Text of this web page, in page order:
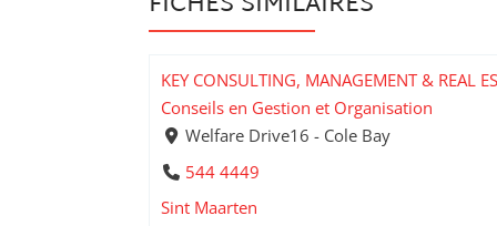
KEY CONSULTING, MANAGEMENT & REAL
Conseils en Gestion et Organisation
Welfare Drive16 - Cole Bay
544 4449
Sint Maarten